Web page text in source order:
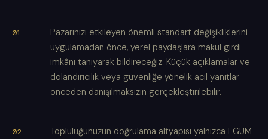
Pazarınızı etkileyen önemli standart değişikliklerini
uygulamadan önce, yerel paydaşlara makul girdi
imkânı tanıyarak bildireceğiz. Küçük açıklamalar ve
dolandırıcılık veya güvenliğe yönelik acil yanıtlar
önceden danışılmaksızın gerçekleştirilebilir.
Topluluğunuzun doğrulama altyapısı yalnızca EGUM